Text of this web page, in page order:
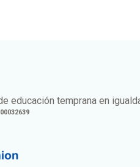
educación temprana en